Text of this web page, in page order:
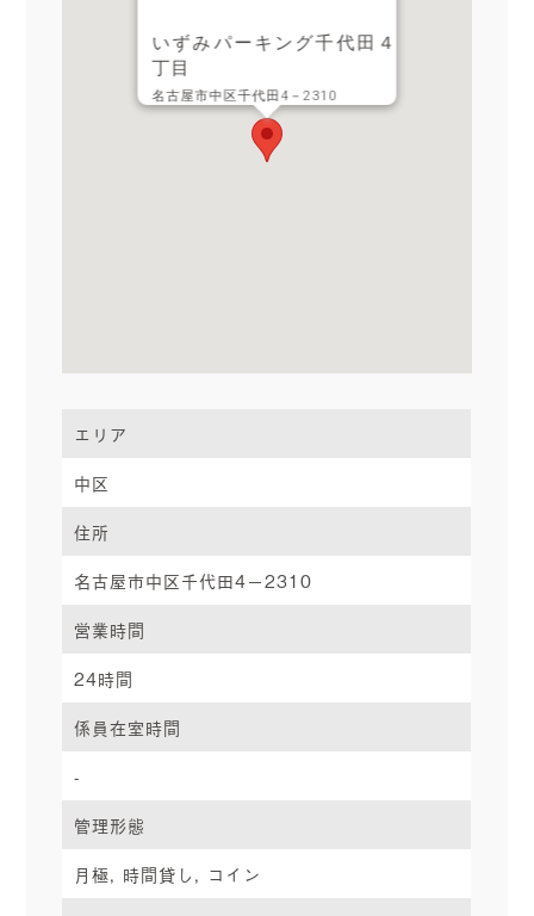
いずみパーキング千代田４
丁目
名古屋市中区千代田4－2310
エリア
中区
住所
名古屋市中区千代田4－2310
営業時間
24時間
係員在室時間
-
管理形態
月極, 時間貸し, コイン